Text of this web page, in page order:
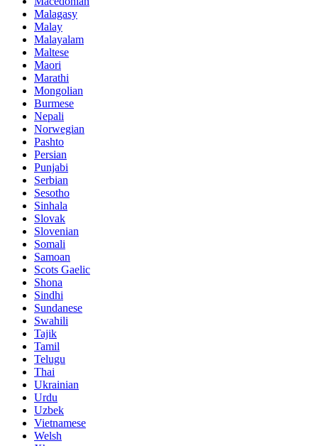
Malagasy
Malay
Malayalam
Maltese
Maori
Marathi
Mongolian
Burmese
Nepali
Norwegian
Pashto
Persian
Punjabi
Serbian
Sesotho
Sinhala
Slovak
Slovenian
Somali
Samoan
Scots Gaelic
Shona
Sindhi
Sundanese
Swahili
Tajik
Tamil
Telugu
Thai
Ukrainian
Urdu
Uzbek
Vietnamese
Welsh